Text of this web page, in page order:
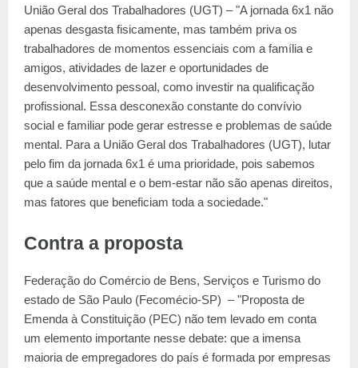
União Geral dos Trabalhadores (UGT) – "A jornada 6x1 não
apenas desgasta fisicamente, mas também priva os
trabalhadores de momentos essenciais com a família e
amigos, atividades de lazer e oportunidades de
desenvolvimento pessoal, como investir na qualificação
profissional. Essa desconexão constante do convívio
social e familiar pode gerar estresse e problemas de saúde
mental. Para a União Geral dos Trabalhadores (UGT), lutar
pelo fim da jornada 6x1 é uma prioridade, pois sabemos
que a saúde mental e o bem-estar não são apenas direitos,
mas fatores que beneficiam toda a sociedade."
Contra a proposta
Federação do Comércio de Bens, Serviços e Turismo do
estado de São Paulo (Fecomécio-SP) – "Proposta de
Emenda à Constituição (PEC) não tem levado em conta
um elemento importante nesse debate: que a imensa
maioria de empregadores do país é formada por empresas